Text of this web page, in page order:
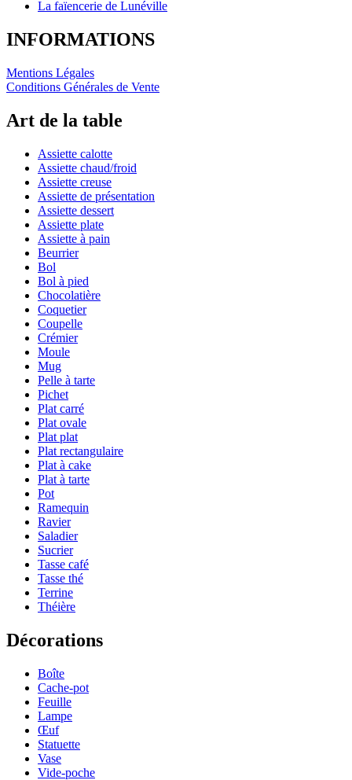
La faïencerie de Lunéville
INFORMATIONS
Mentions Légales
Conditions Générales de Vente
Art de la table
Assiette calotte
Assiette chaud/froid
Assiette creuse
Assiette de présentation
Assiette dessert
Assiette plate
Assiette à pain
Beurrier
Bol
Bol à pied
Chocolatière
Coquetier
Coupelle
Crémier
Moule
Mug
Pelle à tarte
Pichet
Plat carré
Plat ovale
Plat plat
Plat rectangulaire
Plat à cake
Plat à tarte
Pot
Ramequin
Ravier
Saladier
Sucrier
Tasse café
Tasse thé
Terrine
Théière
Décorations
Boîte
Cache-pot
Feuille
Lampe
Œuf
Statuette
Vase
Vide-poche